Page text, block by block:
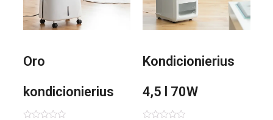
Oro
kondicionierius
Kondicionierius
4,5 l 70W